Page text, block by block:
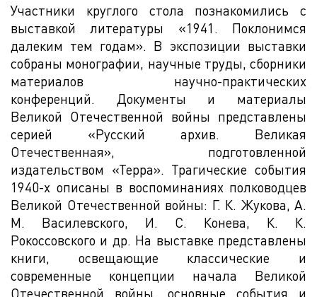
Участники круглого стола познакомились с
выставкой литературы «1941. Поклонимся
далеким тем годам». В экспозиции выставки
собраны монографии, научные труды, сборники
материалов научно-практических
конференций. Документы и материалы
Великой Отечественной войны представлены
серией «Русский архив. Великая
Отечественная», подготовленной
издательством «Терра». Трагические события
1940-х описаны в воспоминаниях полководцев
Великой Отечественной войны: Г. К. Жукова, А.
М. Василевского, И. С. Конева, К. К.
Рокоссовского и др. На выставке представлены
книги, освещающие классические и
современные концепции начала Великой
Отечественной войны, основные события и